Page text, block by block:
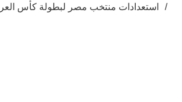
استعدادات منتخب مصر لبطولة كأس